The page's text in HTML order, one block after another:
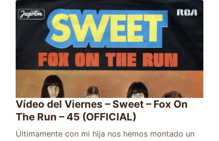
Vídeo del Viernes – Sweet – Fox On
The Run – 45 (OFFICIAL)
Últimamente con mi hija nos hemos montado un